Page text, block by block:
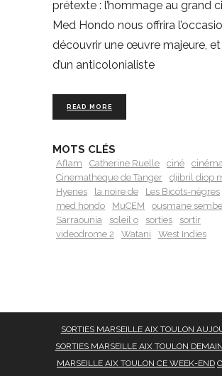
prétexte : l’hommage au grand
Med Hondo nous offrira
découvrir une œuvre majeure,
d’un anticolonialiste
READ MORE
MOTS CLÉS
Aflam Catherine Ruelle ciné
Cinematheque de Tanger
djibril diop
Hyenes
la noire de
Les Bicots-nègres
med hondo
MuCEM
ousmane
Sarraounia
soleil o sorties
sortir
videodrome 2
Watani West Indies
SORTIES MARSEILLE AIX TOULON
SORTIES MARSEILLE AIX TOULON DEMAIN
MARSEILLE AIX TOULON CE WEEK-END